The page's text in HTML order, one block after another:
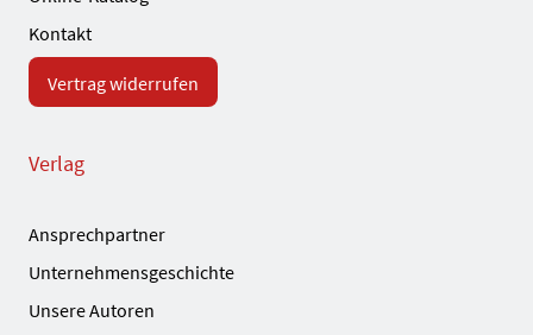
Kontakt
Vertrag widerrufen
Verlag
Ansprechpartner
Unternehmensgeschichte
Unsere Autoren